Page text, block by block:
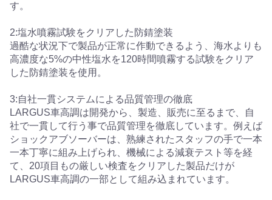
す。
2:塩水噴霧試験をクリアした防錆塗装
過酷な状況下で製品が正常に作動できるよう、海水よりも
高濃度な5%の中性塩水を120時間噴霧する試験をクリア
した防錆塗装を使用。
3:自社一貫システムによる品質管理の徹底
LARGUS車高調は開発から、製造、販売に至るまで、自
社で一貫して行う事で品質管理を徹底しています。例えば
ショックアブソーバーは、熟練されたスタッフの手で一本
一本丁寧に組み上げられ、機械による減衰テスト等を経
て、20項目もの厳しい検査をクリアした製品だけが
LARGUS車高調の一部として組み込まれています。